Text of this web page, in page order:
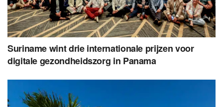
Suriname wint drie internationale prijzen voor
digitale gezondheidszorg in Panama